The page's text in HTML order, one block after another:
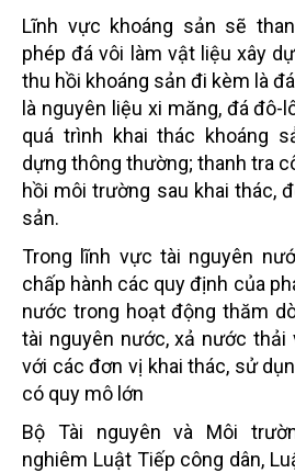
Lĩnh vực khoáng sản sẽ
phép đá vôi làm vật liệu xây
thu hồi khoáng sản đi kèm là
là nguyên liệu xi măng, đá đô-
quá trình khai thác khoáng
dựng thông thường; thanh tra
hồi môi trường sau khai thác,
sản.
Trong lĩnh vực tài nguyên
chấp hành các quy định của
nước trong hoạt động thăm
tài nguyên nước, xả nước thải
với các đơn vị khai thác, sử
có quy mô lớn
Bộ Tài nguyên và Môi
nghiêm Luật Tiếp công dân,